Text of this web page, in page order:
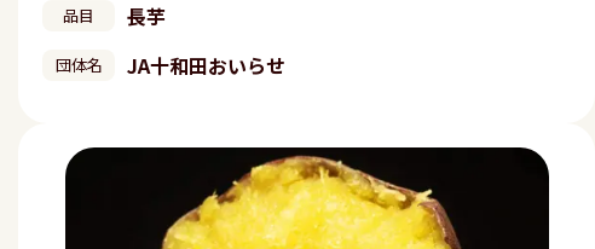
品目 長芋
団体名 JA十和田おいらせ